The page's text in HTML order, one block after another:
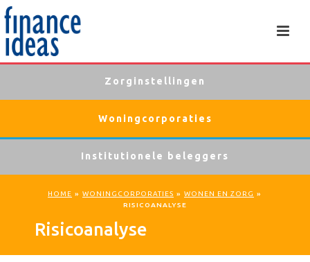
Zorginstellingen
Woningcorporaties
Institutionele beleggers
HOME » WONINGCORPORATIES » WONEN EN ZORG »
RISICOANALYSE
Risicoanalyse